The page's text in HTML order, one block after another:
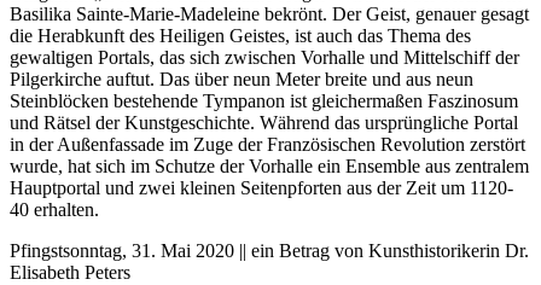
Basilika Sainte-Marie-Madeleine bekrönt. Der Geist, genauer gesagt
die Herabkunft des Heiligen Geistes, ist auch das Thema des
gewaltigen Portals, das sich zwischen Vorhalle und Mittelschiff der
Pilgerkirche auftut. Das über neun Meter breite und aus neun
Steinblöcken bestehende Tympanon ist gleichermaßen Faszinosum
und Rätsel der Kunstgeschichte. Während das ursprüngliche Portal
in der Außenfassade im Zuge der Französischen Revolution zerstört
wurde, hat sich im Schutze der Vorhalle ein Ensemble aus zentralem
Hauptportal und zwei kleinen Seitenpforten aus der Zeit um 1120-
40 erhalten.
Pfingstsonntag, 31. Mai 2020 || ein Betrag von Kunsthistorikerin Dr.
Elisabeth Peters